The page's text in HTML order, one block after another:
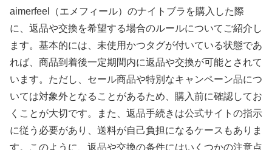
aimerfeel（エメフィール）のナイトブラを購入した際
に、返品や交換を希望する場合のルールについてご紹介し
ます。基本的には、未使用かつタグが付いている状態であ
れば、商品到着後一定期間内に返品や交換が可能とされて
います。ただし、セール商品や特別なキャンペーン品につ
いては対象外となることがあるため、購入前に確認してお
くことが大切です。また、返品手続きは公式サイトの指示
に従う必要があり、送料が自己負担になるケースもありま
す。このように、返品や交換の条件にはいくつかの注意点